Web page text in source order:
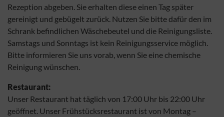
Rezeption abgeben. Sie erhalten diese einen Tag später
gereinigt und gebügelt zurück. Nutzen Sie bitte dafür den im
Schrank befindlichen Wäschebeutel und die Reinigungsliste.
Samstags und Sonntags ist kein Reinigungsservice möglich.
Bitte informieren Sie uns vorab, wenn Sie eine chemische
Reinigung wünschen.
Restaurant:
Unser Restaurant hat täglich von 17:00 Uhr bis 22:00 Uhr
geöffnet. Unser Frühstücksrestaurant ist von Montag –